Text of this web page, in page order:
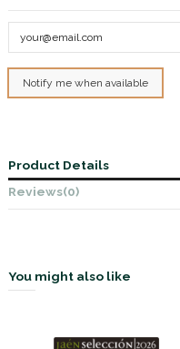
Product Details
Reviews(0)
You might also like